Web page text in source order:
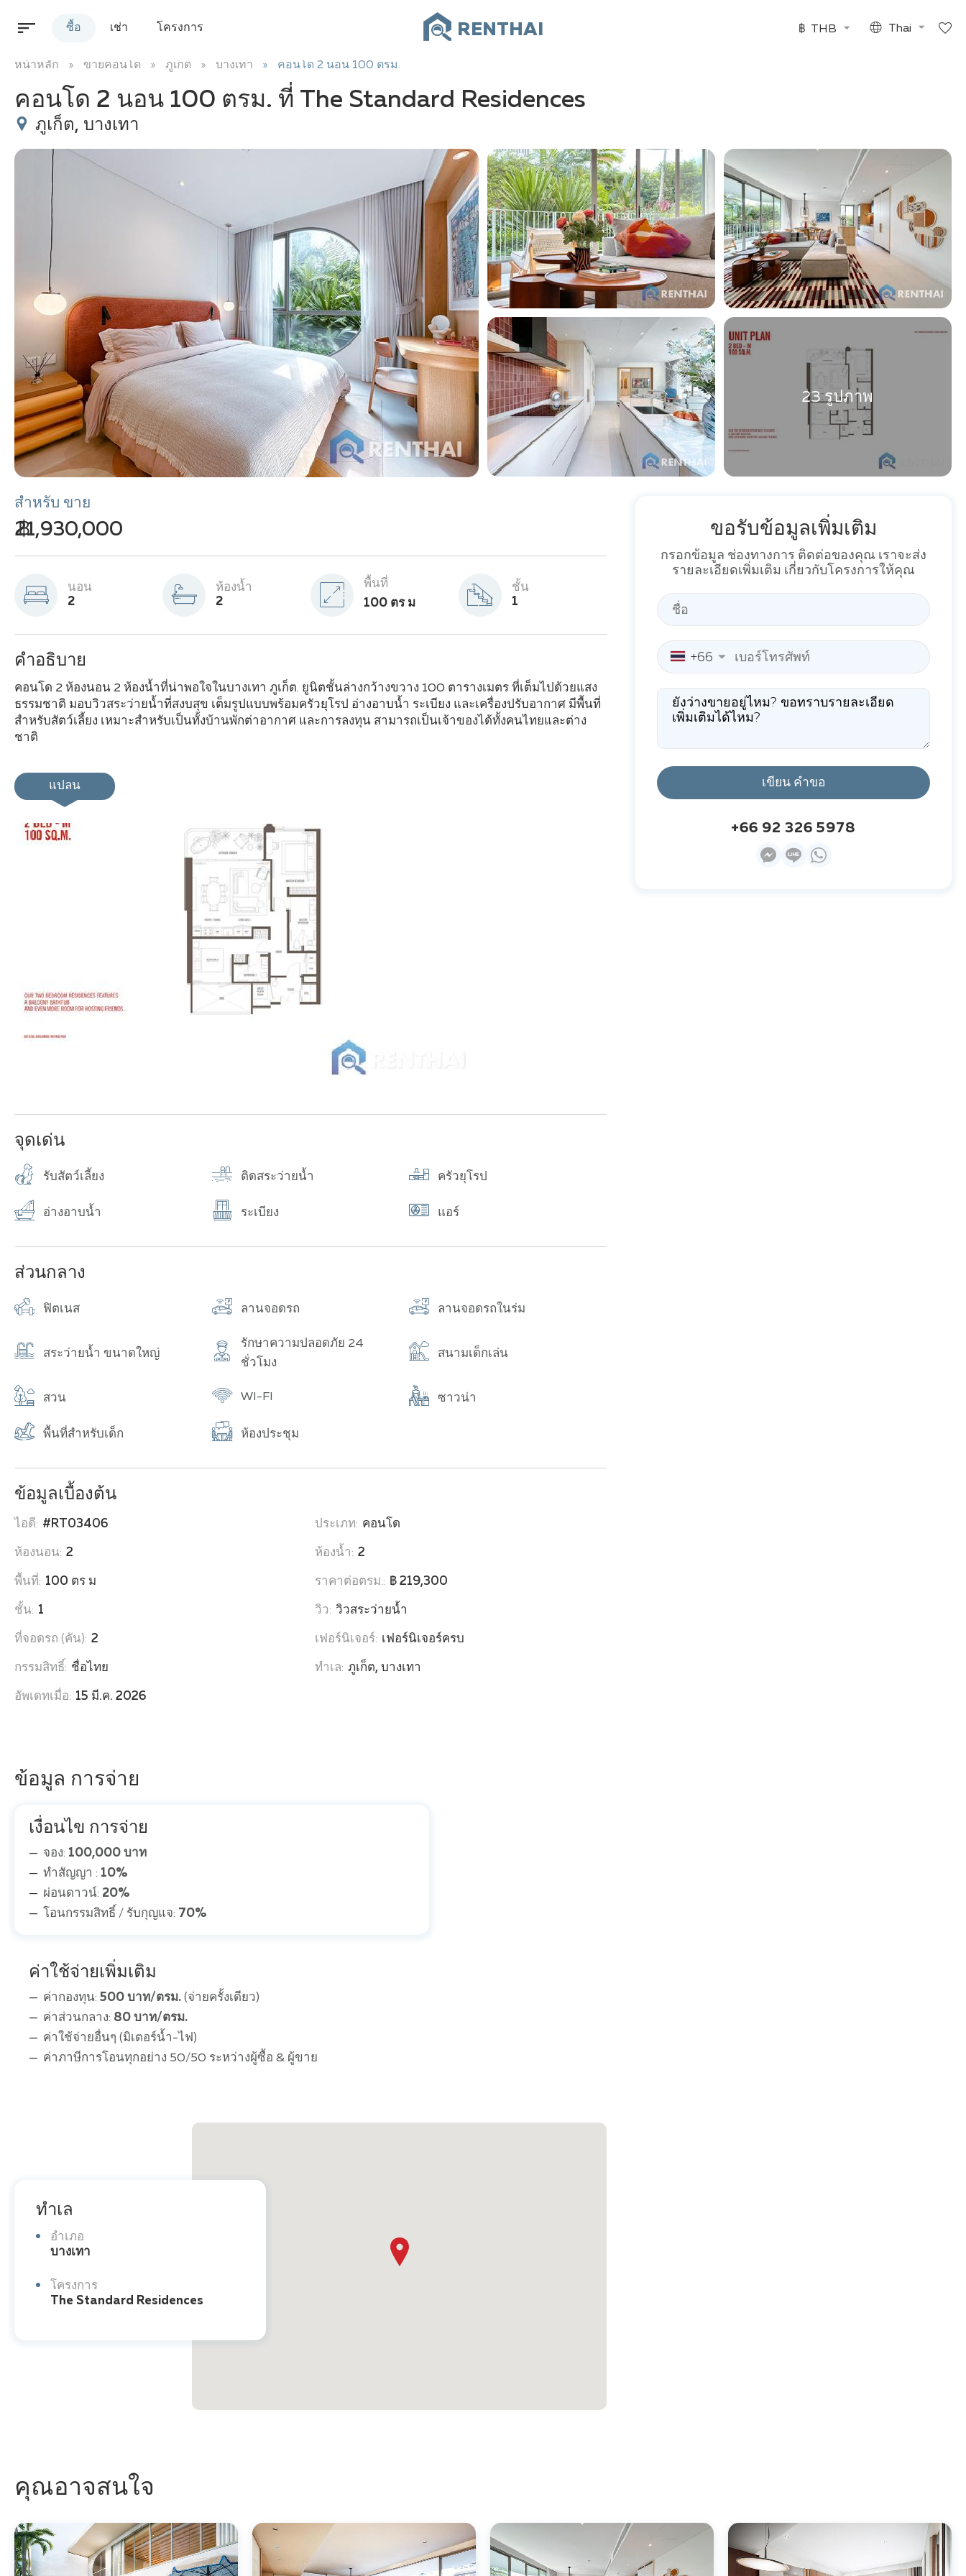
ซื้อ เช่า โครงการ RENTHAI ฿ THB Thai
หน้าหลัก ขายคอนโด ภูเก็ต บางเทา คอนโด 2 นอน 100 ตรม.
คอนโด 2 นอน 100 ตรม. ที่ The Standard Residences
ภูเก็ต, บางเทา
23 รูปภาพ
สำหรับ ขาย
฿ 21,930,000
นอน
2
ห้องน้ำ
2
พื้นที่
100 ตร ม
ชั้น
1
คำอธิบาย
คอนโด 2 ห้องนอน 2 ห้องน้ำที่น่าพอใจในบางเทา ภูเก็ต. ยูนิตชั้นล่างกว้างขวาง 100 ตารางเมตร ที่เต็มไปด้วยแสง
ธรรมชาติ มอบวิวสระว่ายน้ำที่สงบสุข เต็มรูปแบบพร้อมครัวยุโรป อ่างอาบน้ำ ระเบียง และเครื่องปรับอากาศ มีพื้นที่
สำหรับสัตว์เลี้ยง เหมาะสำหรับเป็นทั้งบ้านพักต่าอากาศ และการลงทุน สามารถเป็นเจ้าของได้ทั้งคนไทยและต่าง
ชาติ
แปลน
จุดเด่น
รับสัตว์เลี้ยง ติดสระว่ายน้ำ ครัวยุโรป
อ่างอาบน้ำ ระเบียง แอร์
ส่วนกลาง
ฟิตเนส ลานจอดรถ ลานจอดรถในร่ม
สระว่ายน้ำ ขนาดใหญ่
รักษาความปลอดภัย 24
ชั่วโมง
สนามเด็กเล่น
สวน WI-FI ซาวน่า
พื้นที่สำหรับเด็ก ห้องประชุม
ข้อมูลเบื้องต้น
ไอดี: #RT03406 ประเภท: คอนโด
ห้องนอน: 2 ห้องน้ำ: 2
พื้นที่: 100 ตร ม ราคาต่อตรม.: ฿ 219,300
ชั้น: 1 วิว: วิวสระว่ายน้ำ
ที่จอดรถ (คัน): 2 เฟอร์นิเจอร์: เฟอร์นิเจอร์ครบ
กรรมสิทธิ์: ชื่อไทย ทำเล: ภูเก็ต, บางเทา
อัพเดทเมื่อ: 15 มี.ค. 2026
ข้อมูล การจ่าย
เงื่อนไข การจ่าย
จอง: 100,000 บาท
ทำสัญญา : 10%
ผ่อนดาวน์: 20%
โอนกรรมสิทธิ์ / รับกุญแจ: 70%
ค่าใช้จ่ายเพิ่มเติม
ค่ากองทุน: 500 บาท/ตรม. (จ่ายครั้งเดียว)
ค่าส่วนกลาง: 80 บาท/ตรม.
ค่าใช้จ่ายอื่นๆ (มิเตอร์น้ำ-ไฟ)
ค่าภาษีการโอนทุกอย่าง 50/50 ระหว่างผู้ซื้อ & ผู้ขาย
ทำเล
อำเภอ
บางเทา
โครงการ
The Standard Residences
ขอรับข้อมูลเพิ่มเติม
กรอกข้อมูล ช่องทางการ ติดต่อของคุณ เราจะส่ง
รายละเอียดเพิ่มเติม เกี่ยวกับโครงการให้คุณ
+66
เขียน คำขอ
+66 92 326 5978
คุณอาจสนใจ